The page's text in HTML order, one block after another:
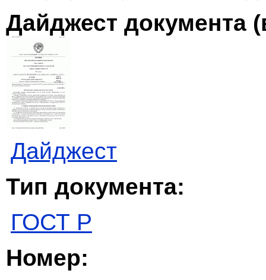
Дайджест документа
Дайджест
Тип документа:
ГОСТ Р
Номер: